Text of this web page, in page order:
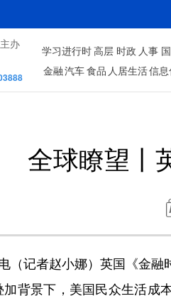
办
学习进行时 高层 时政 人事
金融 汽车 食品 人居生活信息
全球瞭望丨
记者赵小娜）英国《金融
背景下，美国民众生活成